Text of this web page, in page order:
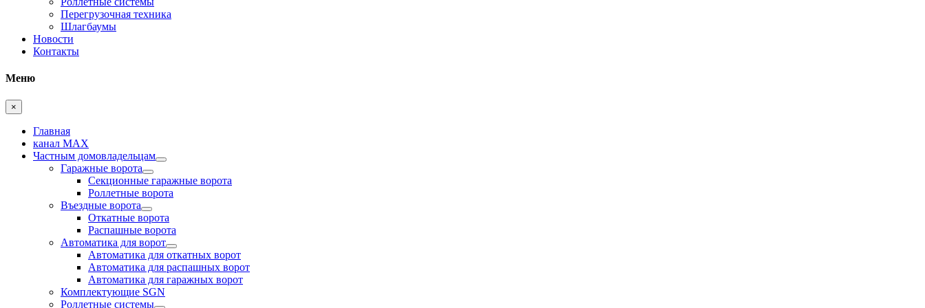
Перегрузочная техника
Шлагбаумы
Новости
Контакты
Меню
×
Главная
канал MAX
Частным домовладельцам
Гаражные ворота
Секционные гаражные ворота
Роллетные ворота
Въездные ворота
Откатные ворота
Распашные ворота
Автоматика для ворот
Автоматика для откатных ворот
Автоматика для распашных ворот
Автоматика для гаражных ворот
Комплектующие SGN
Роллетные системы